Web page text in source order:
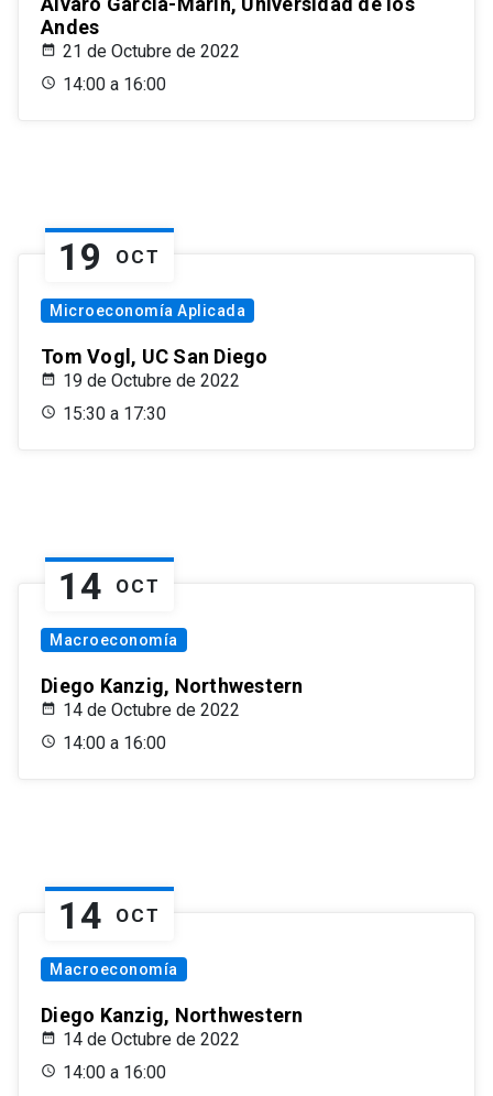
Andes
21 de Octubre de 2022
14:00 a 16:00
19 OCT
Microeconomía Aplicada
Tom Vogl, UC San Diego
19 de Octubre de 2022
15:30 a 17:30
14 OCT
Macroeconomía
Diego Kanzig, Northwestern
14 de Octubre de 2022
14:00 a 16:00
14 OCT
Macroeconomía
Diego Kanzig, Northwestern
14 de Octubre de 2022
14:00 a 16:00